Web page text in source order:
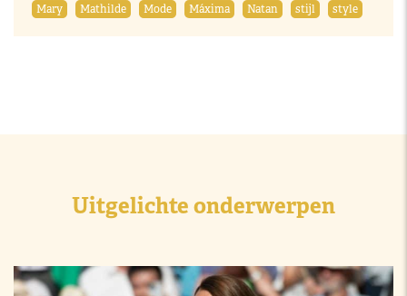
Mary
Mathilde Mode Máxima Natan stijl style
Uitgelichte onderwerpen